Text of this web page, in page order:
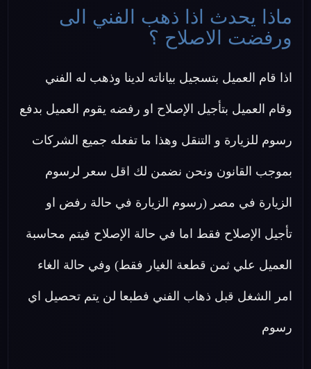
ماذا يحدث اذا ذهب الفني الى
ورفضت الاصلاح ؟
اذا قام العميل بتسجيل بياناته لدينا وذهب له الفني
وقام العميل بتأجيل الإصلاح او رفضه يقوم العميل بدفع
رسوم للزيارة و التنقل وهذا ما تفعله جميع الشركات
بموجب القانون ونحن نضمن لك اقل سعر لرسوم
الزيارة في مصر (رسوم الزيارة في حالة رفض او
تأجيل الإصلاح فقط اما في حالة الإصلاح فيتم محاسبة
العميل علي ثمن قطعة الغيار فقط) وفي حالة الغاء
امر الشغل قبل ذهاب الفني فطبعا لن يتم تحصيل اي
رسوم